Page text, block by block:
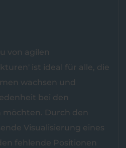
von agilen
ist ideal für alle, die
wachsen und
bei den
Durch den
Visualisierung eines
fehlende Positionen